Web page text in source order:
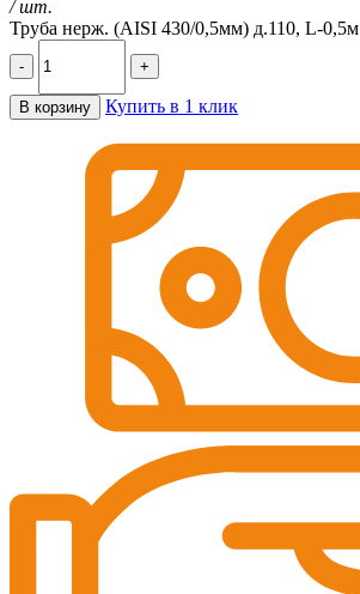
/ шт.
Труба нерж. (AISI 430/0,5мм) д.110, L-0,5м
- +
В корзину Купить в 1 клик